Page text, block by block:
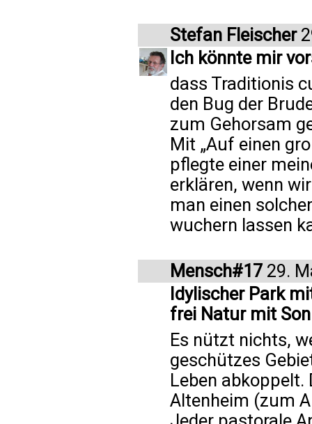
Stefan Fleischer
Ich könnte mir
dass Traditionis
den Bug der
zum Gehorsam
Mit „Auf einen
pflegte einer
erklären, wenn
man einen
wuchern lassen
Mensch#17 29.
Idylischer Park
frei Natur mit
Es nützt nichts,
geschützes
Leben
Altenheim (zum